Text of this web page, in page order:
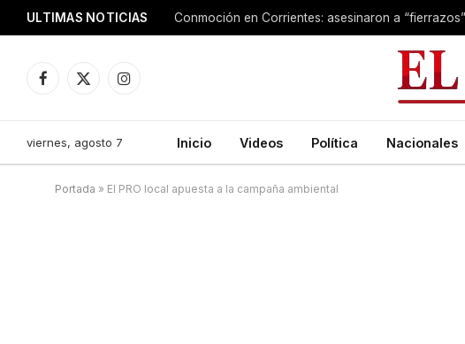
ULTIMAS NOTICIAS
Facebook
X
Instagram
viernes, agosto 7 Inicio Videos Política Nacionales
Portada » El PRO local apuesta a la campaña ambiental